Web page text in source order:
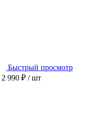
Быстрый просмотр
2 990 ₽ / шт